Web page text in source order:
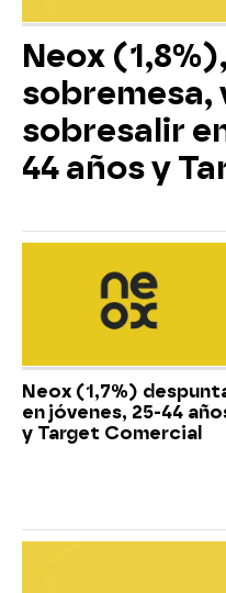
Neox
sobremesa,
sobresalir
44 años y
Neox (1,7%)
en jóvenes, 25-44
y Target Comercial